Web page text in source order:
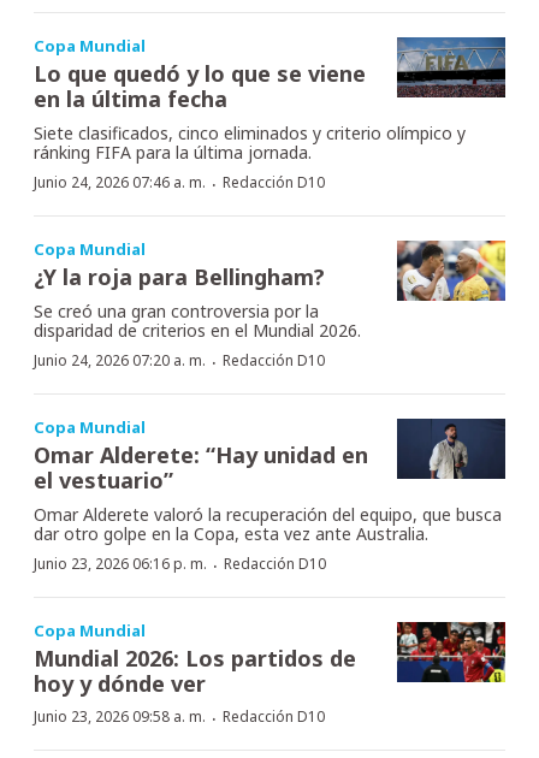
Copa Mundial
Lo que quedó y lo que se viene
en la última fecha
Siete clasificados, cinco eliminados y criterio olímpico y
ránking FIFA para la última jornada.
Junio 24, 2026 07:46 a. m. · Redacción D10
Copa Mundial
¿Y la roja para Bellingham?
Se creó una gran controversia por la
disparidad de criterios en el Mundial 2026.
Junio 24, 2026 07:20 a. m. · Redacción D10
Copa Mundial
Omar Alderete: “Hay unidad en
el vestuario”
Omar Alderete valoró la recuperación del equipo, que busca
dar otro golpe en la Copa, esta vez ante Australia.
Junio 23, 2026 06:16 p. m. · Redacción D10
Copa Mundial
Mundial 2026: Los partidos de
hoy y dónde ver
Junio 23, 2026 09:58 a. m. · Redacción D10